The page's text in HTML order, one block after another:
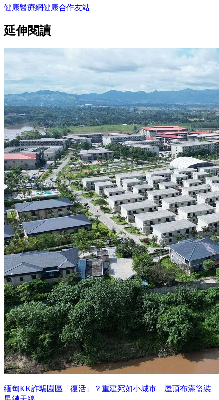
健康醫療網健康合作友站
延伸閱讀
緬甸KK詐騙園區「復活」？重建宛如小城市 屋頂布滿盜裝